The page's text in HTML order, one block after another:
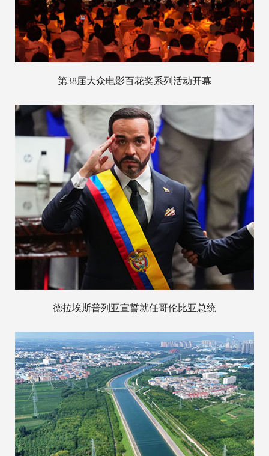
第38届大众电影百花奖系列活动开幕
德拉埃斯普列亚宣誓就任哥伦比亚总统